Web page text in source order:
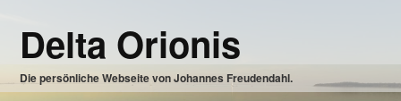
Inhalt
wechseln
Delta Orionis
Die persönliche Webseite von Johannes Freudendahl.